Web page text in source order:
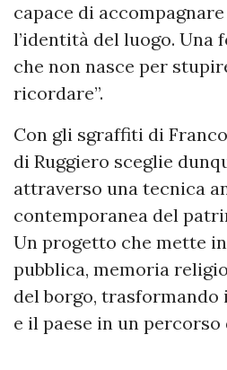
capace di
l’identità del luogo. Una
che non nasce per
ricordare”.
Con gli sgraffiti di
di Ruggiero sceglie
attraverso una tecnica
contemporanea del
Un progetto che mette
pubblica, memoria
del borgo,
e il paese in un